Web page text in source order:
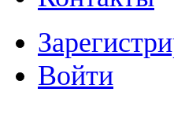
Войти